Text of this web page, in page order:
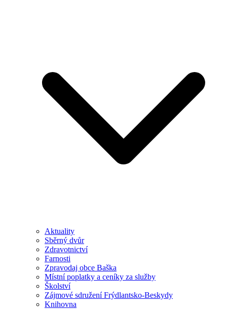
Aktuality
Sběrný dvůr
Zdravotnictví
Farnosti
Zpravodaj obce Baška
Místní poplatky a ceníky za služby
Školství
Zájmové sdružení Frýdlantsko-Beskydy
Knihovna